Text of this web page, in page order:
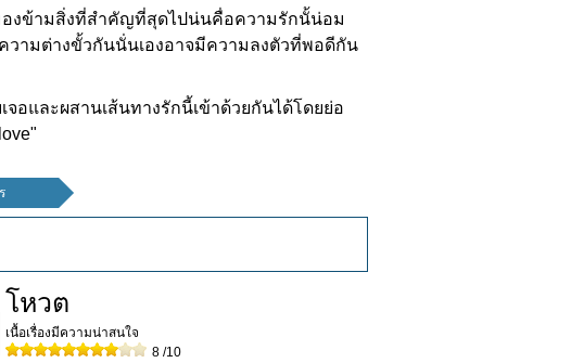
งข้ามสิ่งที่สำคัญที่สุดไปน่นคื่อความรักนั้น่อม
ามต่างขั้วกันนั่นเองอาจมีความลงตัวที่พอดีกัน
และผสานเส้นทางรักนี้เข้าด้วยกันได้โดยย่อ
โหวต
เนื้อเรื่องมีความน่าสนใจ
8/10